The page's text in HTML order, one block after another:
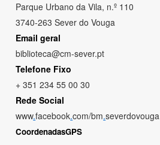
Parque Urbano da Vila, n.º 110
3740-263 Sever do Vouga
Email geral
biblioteca@cm-sever.pt
Telefone Fixo
+ 351 234 55 00 30
Rede Social
www.facebook.com/bm.severdovouga
CoordenadasGPS